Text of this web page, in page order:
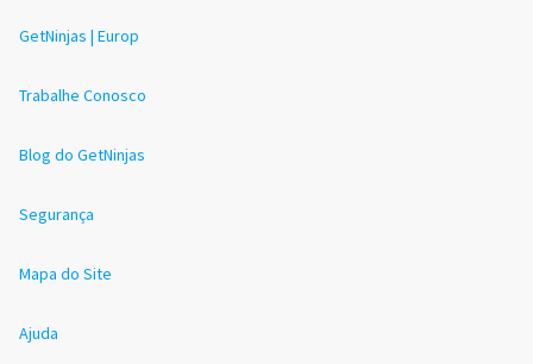
GetNinjas | Europ
Trabalhe Conosco
Blog do GetNinjas
Segurança
Mapa do Site
Ajuda